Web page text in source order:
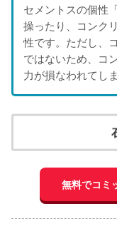
セメントスの個性
操ったり、コンク
性です。ただし、
ではないため、コ
力が損なわれてし
無料でコミ